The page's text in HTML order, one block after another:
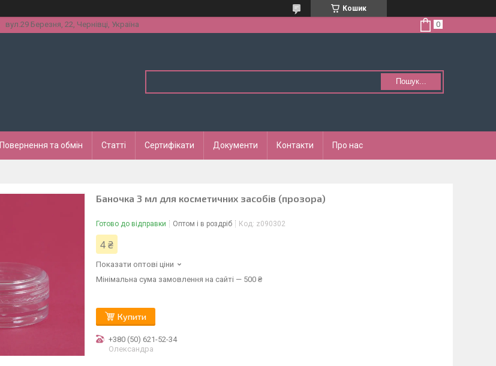
Кошик
вул.29 Березня, 22, Чернівці, Україна
Пошук...
Повернення та обмін Статті Сертифікати Документи Контакти Про нас
Баночка 3 мл для косметичних засобів (прозора)
Готово до відправки Оптом і в роздріб Код: z090302
4 ₴
Показати оптові ціни
Мінімальна сума замовлення на сайті — 500 ₴
Купити
+380 (50) 621-52-34
Олександра